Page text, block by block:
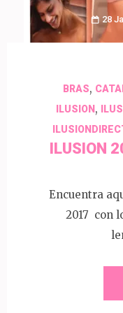
28
BRAS,
ILUSION ,
ILUSION
Encuentra
2017 con